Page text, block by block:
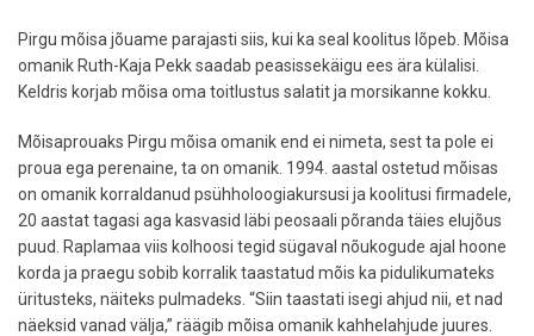
Pirgu mõisa jõuame parajasti siis, kui ka seal koolitus lõpeb. Mõisa
omanik Ruth-Kaja Pekk saadab peasissekäigu ees ära külalisi.
Keldris korjab mõisa oma toitlustus salatit ja morsikanne kokku.
Mõisaprouaks Pirgu mõisa omanik end ei nimeta, sest ta pole ei
proua ega perenaine, ta on omanik. 1994. aastal ostetud mõisas
on omanik korraldanud psühholoogiakursusi ja koolitusi firmadele,
20 aastat tagasi aga kasvasid läbi peosaali põranda täies elujõus
puud. Raplamaa viis kolhoosi tegid sügaval nõukogude ajal hoone
korda ja praegu sobib korralik taastatud mõis ka pidulikumateks
üritusteks, näiteks pulmadeks. “Siin taastati isegi ahjud nii, et nad
näeksid vanad välja,” räägib mõisa omanik kahhelahjude juures.